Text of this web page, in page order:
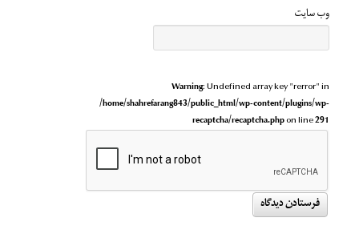
وب‌ سایت
Warning: Undefined array key "rerror" in
/home/shahrefarang843/public_html/wp-content/plugins/wp-
recaptcha/recaptcha.phpon line291